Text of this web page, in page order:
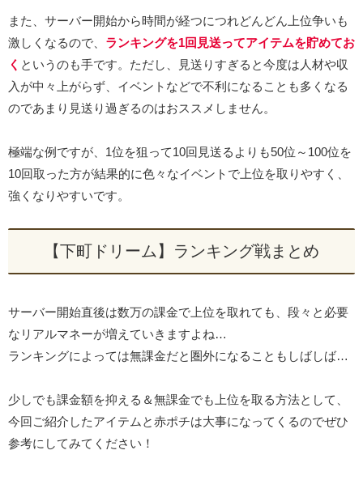
また、サーバー開始から時間が経つにつれどんどん上位争いも
激しくなるので、 ランキングを1回見送ってアイテムを貯めてお
く というのも手です。ただし、見送りすぎると今度は人材や収
入が中々上がらず、イベントなどで不利になることも多くなる
のであまり見送り過ぎるのはおススメしません。
極端な例ですが、1位を狙って10回見送るよりも50位～100位を
10回取った方が結果的に色々なイベントで上位を取りやすく、
強くなりやすいです。
【下町ドリーム】ランキング戦まとめ
サーバー開始直後は数万の課金で上位を取れても、段々と必要
なリアルマネーが増えていきますよね…
ランキングによっては無課金だと圏外になることもしばしば…
少しでも課金額を抑える＆無課金でも上位を取る方法として、
今回ご紹介したアイテムと赤ポチは大事になってくるのでぜひ
参考にしてみてください！